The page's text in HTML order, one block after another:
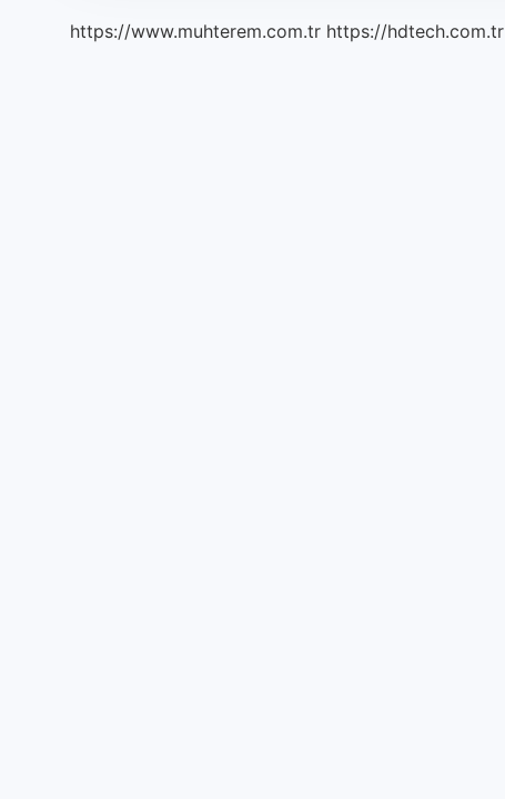
https://www.muhterem.com.tr https://hdtech.com.tr